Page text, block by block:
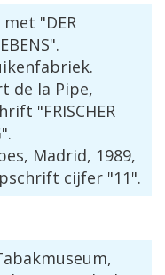
met "DER
".
.
de la Pipe,
"FRISCHER
".
, Madrid, 1989,
cijfer "11".
,